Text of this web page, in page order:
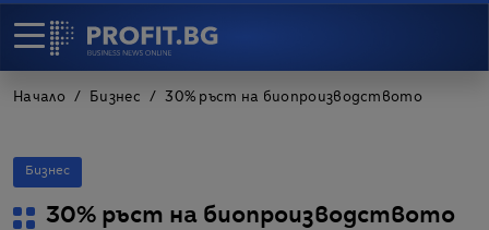
Начало Бизнес 30% ръст на биопроизводството
Бизнес
30% ръст на биопроизводството